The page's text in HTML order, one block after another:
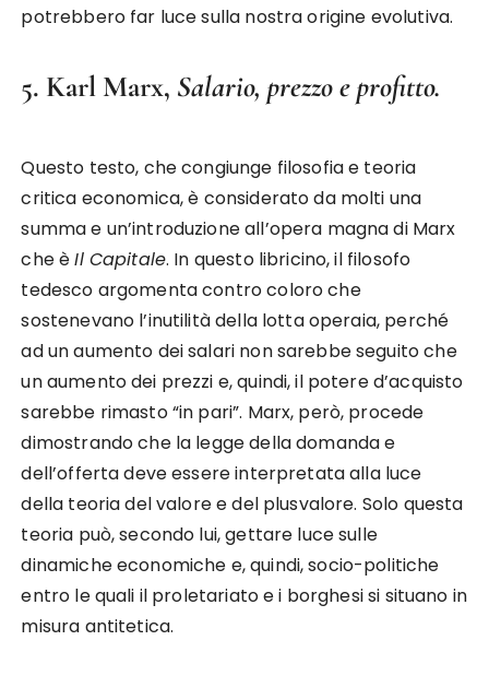
potrebbero far luce sulla nostra origine evolutiva.
5. Karl Marx, Salario, prezzo e profitto.
Questo testo, che congiunge filosofia e teoria
critica economica, è considerato da molti una
summa e un’introduzione all’opera magna di Marx
che èIl Capitale. In questo libricino, il filosofo
tedesco argomenta contro coloro che
sostenevano l’inutilità della lotta operaia, perché
ad un aumento dei salari non sarebbe seguito che
un aumento dei prezzi e, quindi, il potere d’acquisto
sarebbe rimasto “in pari”. Marx, però, procede
dimostrando che la legge della domanda e
dell’offerta deve essere interpretata alla luce
della teoria del valore e del plusvalore. Solo questa
teoria può, secondo lui, gettare luce sulle
dinamiche economiche e, quindi, socio-politiche
entro le quali il proletariato e i borghesi si situano in
misura antitetica.